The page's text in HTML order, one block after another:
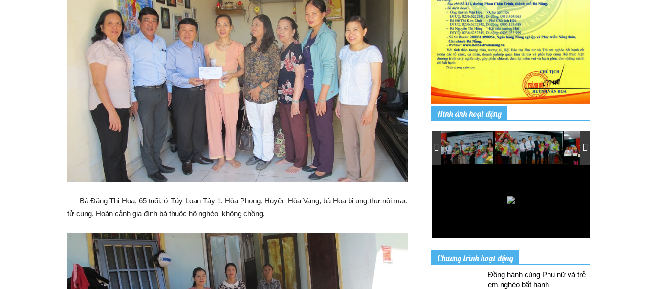
Bà Đặng Thị Hoa, 65 tuổi, ở Túy Loan Tây 1, Hòa Phong, Huyện Hòa Vang, bà Hoa bị ung thư nội mạc
tử cung. Hoàn cảnh gia đình bà thuộc hộ nghèo, không chồng.
Hình ảnh hoạt động
Chương trình hoạt động
Đồng hành cùng Phụ nữ và trẻ
em nghèo bất hạnh